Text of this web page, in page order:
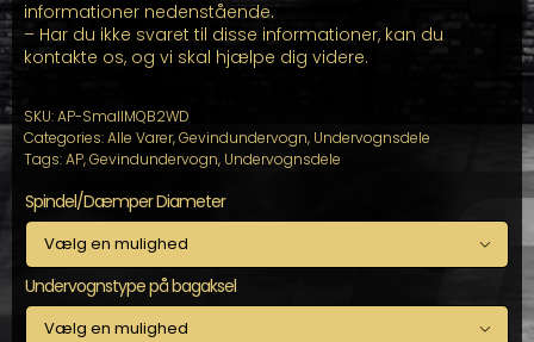
informationer nedenstående.
– Har du ikke svaret til disse informationer, kan du
kontakte os, og vi skal hjælpe dig videre.
SKU:AP-SmallMQB2WD
Categories:Alle Varer,Gevindundervogn, Undervognsdele
Tags:AP,Gevindundervogn, Undervognsdele
Spindel/Dæmper Diameter

Undervognstype på bagaksel
